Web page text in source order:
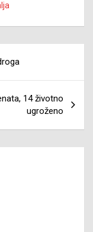
14 životno
ugroženo